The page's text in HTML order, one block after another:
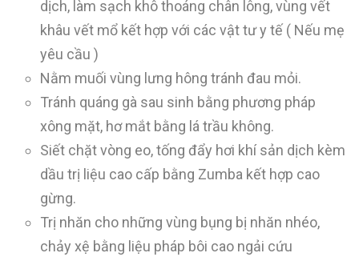
dịch, làm sạch khô thoáng chân lông, vùng vết
khâu vết mổ kết hợp với các vật tư y tế ( Nếu mẹ
yêu cầu )
Nằm muối vùng lưng hông tránh đau mỏi.
Tránh quáng gà sau sinh bằng phương pháp
xông mặt, hơ mắt bằng lá trầu không.
Siết chặt vòng eo, tống đẩy hơi khí sản dịch kèm
dầu trị liệu cao cấp bằng Zumba kết hợp cao
gừng.
Trị nhăn cho những vùng bụng bị nhăn nhéo,
chảy xệ bằng liệu pháp bôi cao ngải cứu